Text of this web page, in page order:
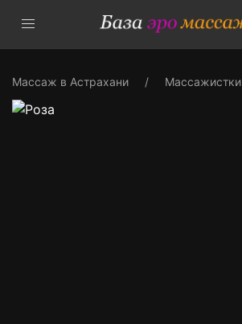
Массаж в Астрахани Массажистки